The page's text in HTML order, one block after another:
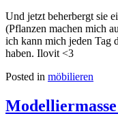
Und jetzt beherbergt sie
(Pflanzen machen mich
ich kann mich jeden Tag
haben. Ilovit <3
Posted in möbilieren